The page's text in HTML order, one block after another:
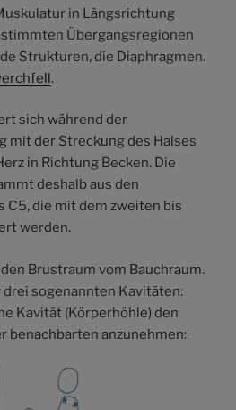
in Längsrichtung
Übergangsregionen
Strukturen, die Diaphragmen.
.
sich während der
mit der Streckung des Halses
in Richtung Becken. Die
deshalb aus den
C5, die mit dem zweiten bis
werden.
Brustraum vom Bauchraum.
sogenannten Kavitäten:
Kavität (Körperhöhle) den
benachbarten anzunehmen: